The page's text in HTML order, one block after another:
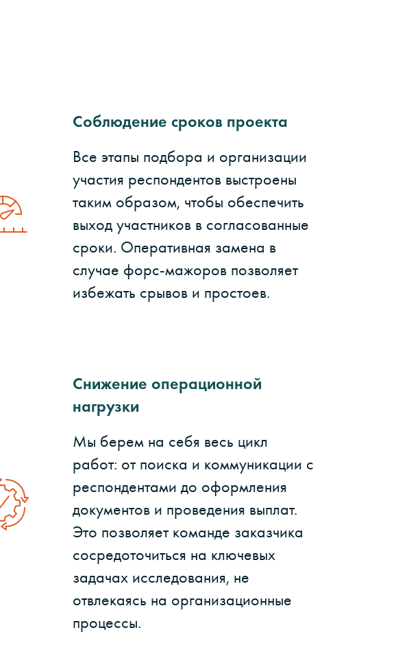
Соблюдение сроков проекта
Все этапы подбора и организации
участия респондентов выстроены
таким образом, чтобы обеспечить
выход участников в согласованные
сроки. Оперативная замена в
случае форс-мажоров позволяет
избежать срывов и простоев.
Снижение операционной
нагрузки
Мы берем на себя весь цикл
работ: от поиска и коммуникации с
респондентами до оформления
документов и проведения выплат.
Это позволяет команде заказчика
сосредоточиться на ключевых
задачах исследования, не
отвлекаясь на организационные
процессы.